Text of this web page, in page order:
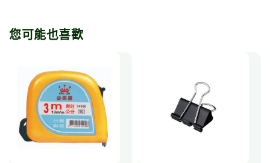
您可能也喜歡